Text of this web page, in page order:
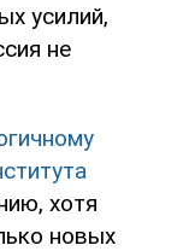
усилий,
не
хотя
новых